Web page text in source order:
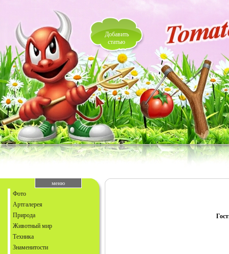
Добавить
статью
меню
Фото
Артгалерея
Природа
Животный мир
Техника
Знаменитости